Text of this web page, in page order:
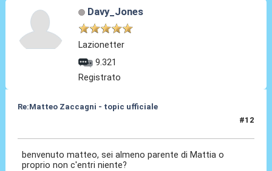
Davy_Jones
Lazionetter
9.321
Registrato
Re:Matteo Zaccagni - topic ufficiale
#12
benvenuto matteo, sei almeno parente di Mattia o
proprio non c'entri niente?